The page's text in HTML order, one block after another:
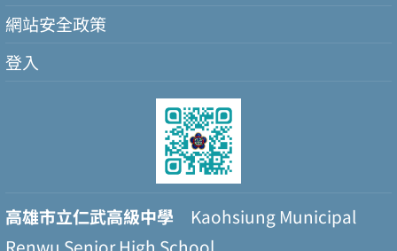
網站安全政策
登入
高雄市立仁武高級中學 Kaohsiung Municipal